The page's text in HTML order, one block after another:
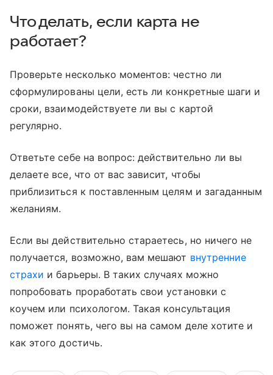
Что делать, если карта не
работает?
Проверьте несколько моментов: честно ли
сформулированы цели, есть ли конкретные шаги и
сроки, взаимодействуете ли вы с картой
регулярно.
Ответьте себе на вопрос: действительно ли вы
делаете все, что от вас зависит, чтобы
приблизиться к поставленным целям и загаданным
желаниям.
Если вы действительно стараетесь, но ничего не
получается, возможно, вам мешают внутренние
страхи и барьеры. В таких случаях можно
попробовать проработать свои установки с
коучем или психологом. Такая консультация
поможет понять, чего вы на самом деле хотите и
как этого достичь.